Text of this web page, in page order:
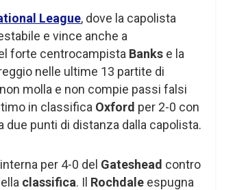
League, dove la capolista
e vince anche a
forte centrocampista Banks e la
nelle ultime 13 partite di
molla e non compie passi falsi
in classifica Oxford per 2-0 con
due punti di distanza dalla capolista.
per 4-0 del Gateshead contro
classifica. Il Rochdale espugna